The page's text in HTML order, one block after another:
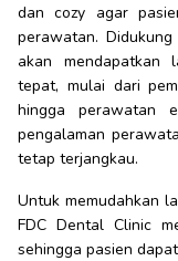
dan cozy agar
perawatan.
akan mendapatkan
tepat, mulai dari
hingga perawatan
pengalaman
tetap terjangkau.
Untuk memudahkan
FDC Dental Clinic
sehingga pasien